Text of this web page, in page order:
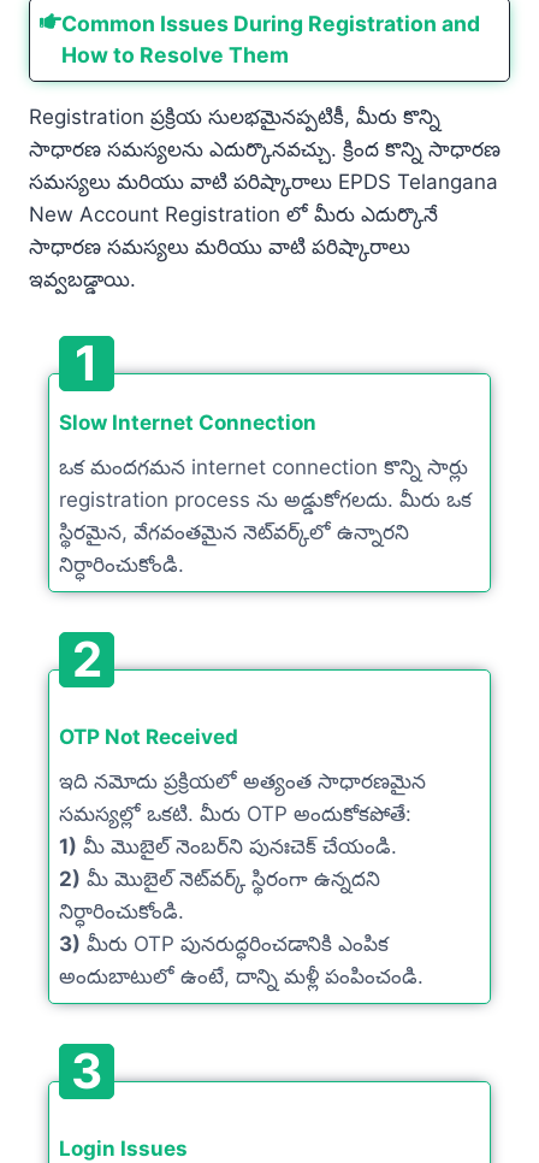
Common Issues During Registration and
How to Resolve Them
Registration ప్రక్రియ సులభమైనప్పటికీ, మీరు కొన్ని
సాధారణ సమస్యలను ఎదుర్కొనవచ్చు. క్రింద కొన్ని సాధారణ
సమస్యలు మరియు వాటి పరిష్కారాలు EPDS Telangana
New Account Registration లో మీరు ఎదుర్కొనే
సాధారణ సమస్యలు మరియు వాటి పరిష్కారాలు
ఇవ్వబడ్డాయి.
1
Slow Internet Connection
ఒక మందగమన internet connection కొన్ని సార్లు
registration process ను అడ్డుకోగలదు. మీరు ఒక
స్థిరమైన, వేగవంతమైన నెట్‌వర్క్‌లో ఉన్నారని
నిర్ధారించుకోండి.
2
OTP Not Received
ఇది నమోదు ప్రక్రియలో అత్యంత సాధారణమైన
సమస్యల్లో ఒకటి. మీరు OTP అందుకోకపోతే:
1) మీ మొబైల్ నెంబర్‌ని పునఃచెక్ చేయండి.
2) మీ మొబైల్ నెట్‌వర్క్ స్థిరంగా ఉన్నదని
నిర్ధారించుకోండి.
3) మీరు OTP పునరుద్ధరించడానికి ఎంపిక
అందుబాటులో ఉంటే, దాన్ని మళ్లీ పంపించండి.
3
Login Issues